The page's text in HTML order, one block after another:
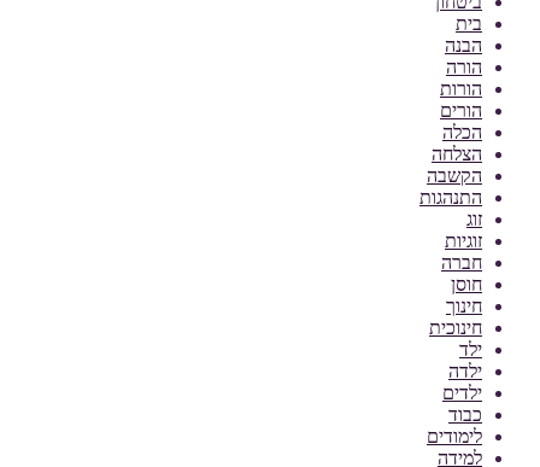
בית
הבנה
הורה
הורות
הורים
הכלה
הצלחה
הקשבה
התנהגות
זוג
זוגיות
חברה
חוסן
חינוך
חינוכית
ילד
ילדה
ילדים
כבוד
לימודים
למידה